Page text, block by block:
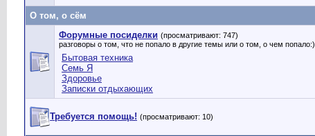
О том, о сём
Форумные посиделки (просматривают: 747)
разговоры о том, что не попало в другие темы или о том, о чем попало:)
Бытовая техника
Семь Я
Здоровье
Записки отдыхающих
Требуется помощь! (просматривают: 10)